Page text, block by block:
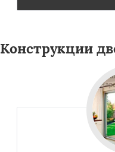
Конструкции